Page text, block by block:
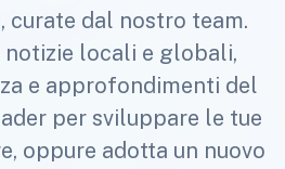
curate dal nostro team.
notizie locali e globali,
e approfondimenti del
per sviluppare le tue
oppure adotta un nuovo